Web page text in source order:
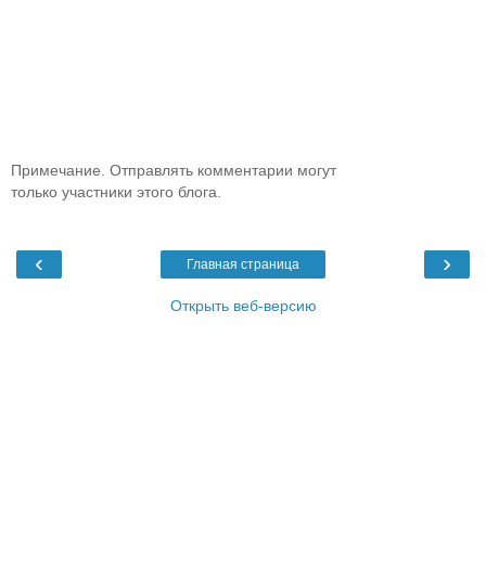
Примечание. Отправлять комментарии могут
только участники этого блога.
‹ ›
Главная страница
Открыть веб-версию